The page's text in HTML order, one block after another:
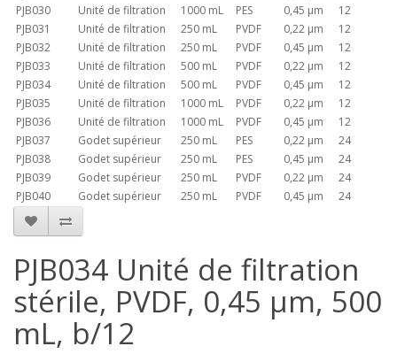
PJB030
Unité de filtration 1000 mL PES 0,45 µm
12
PJB031
Unité de filtration 250 mL PVDF 0,22 µm
12
PJB032
Unité de filtration 250 mL PVDF 0,45 µm
12
PJB033
Unité de filtration 500 mL PVDF 0,22 µm
12
PJB034
Unité de filtration 500 mL PVDF 0,45 µm
12
PJB035
Unité de filtration 1000 mL PVDF 0,22 µm
12
PJB036
Unité de filtration 1000 mL PVDF 0,45 µm
12
PJB037
Godet supérieur 250 mL PES 0,22 µm
24
PJB038
Godet supérieur 250 mL PES 0,45 µm
24
PJB039
Godet supérieur 250 mL PVDF 0,22 µm
24
PJB040
Godet supérieur 250 mL PVDF 0,45 µm 24
PJB034 Unité de filtration
stérile, PVDF, 0,45 µm, 500
mL, b/12